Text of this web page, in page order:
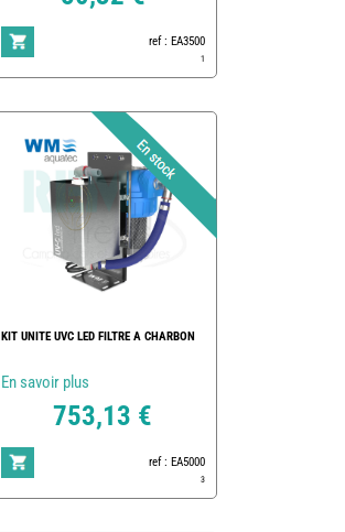
ref : EA3500
1
KIT UNITE UVC LED FILTRE A CHARBON
En savoir plus
753,13 €
ref : EA5000
3